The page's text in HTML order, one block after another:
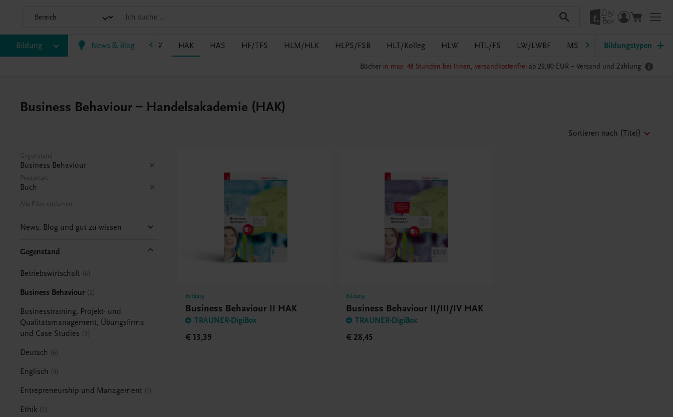
Bildung News & Blog
BASOP BRP BS EWF/ZWF FW HAK HAS HF/TFS HLM/HLK HLPS/FSB HLT/Kolleg HLW HTL/FS LW/LWBF MS/ASO Pflege PTS
Bildungstypen
Bücher in max. 48 Stunden bei Ihnen, versandkostenfrei ab 29,00 EUR – Versand und Zahlung
Business Behaviour – Handelsakademie (HAK)
Sortieren nach (Titel)
Gegenstand
Business Behaviour
Produktart
Buch
Alle Filter entfernen
News, Blog und gut zu wissen
Gegenstand
Betriebswirtschaft 6
Business Behaviour 2
Businesstraining, Projekt- und
Qualitätsmanagement, Übungsfirma
und Case Studies
3
Deutsch 6
Englisch 4
Entrepreneurship und Management 1
Ethik 5
Bildung
Business Behaviour II HAK
TRAUNER-DigiBox
€ 13,39
Bildung
Business Behaviour II/III/IV HAK
TRAUNER-DigiBox
€ 28,45